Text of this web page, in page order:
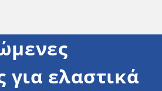
για ελαστικά